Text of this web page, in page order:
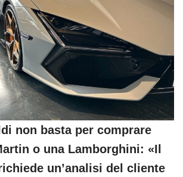
non basta per comprare
o una Lamborghini: «Il
un’analisi del cliente